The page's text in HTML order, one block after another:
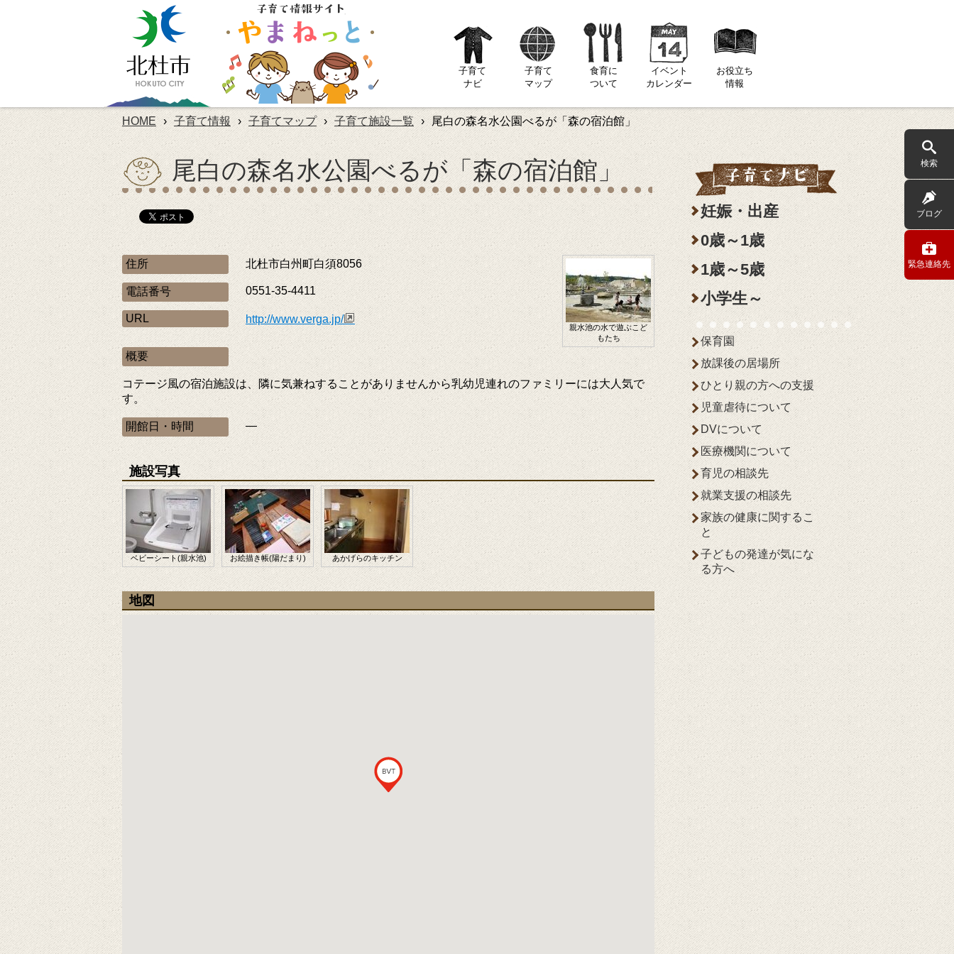
子育て
ナビ
子育て
マップ
食育に
ついて
イベント
カレンダー
お役立ち
情報
HOME › 子育て情報 › 子育てマップ › 子育て施設一覧 › 尾白の森名水公園べるが「森の宿泊館」
検索
ブログ
緊急連絡先
尾白の森名水公園べるが「森の宿泊館」
親水池の水で遊ぶこど
もたち
住所 北杜市白州町白須8056
電話番号 0551-35-4411
URL http://www.verga.jp/
概要
コテージ風の宿泊施設は、隣に気兼ねすることがありませんから乳幼児連れのファミリーには大人気で
す。
開館日・時間 ―
施設写真
ベビーシート(親水池) お絵描き帳(陽だまり) あかげらのキッチン
地図
妊娠・出産
0歳～1歳
1歳～5歳
小学生～
保育園
放課後の居場所
ひとり親の方への支援
児童虐待について
DVについて
医療機関について
育児の相談先
就業支援の相談先
家族の健康に関するこ
と
子どもの発達が気にな
る方へ